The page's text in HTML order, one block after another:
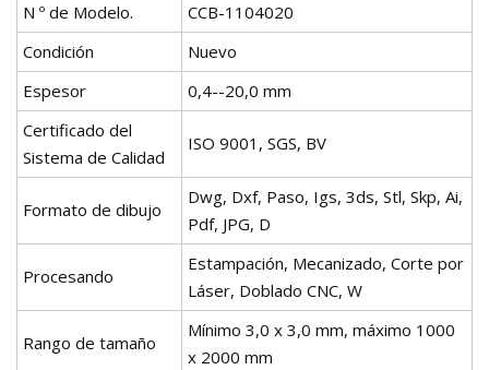
N º de Modelo.
CCB-1104020
Condición
Nuevo
Espesor
0,4--20,0 mm
Certificado del
Sistema de Calidad
ISO 9001, SGS, BV
Formato de dibujo
Dwg, Dxf, Paso, Igs, 3ds, Stl, Skp, Ai,
Pdf, JPG, D
Procesando
Estampación, Mecanizado, Corte por
Láser, Doblado CNC, W
Rango de tamaño
Mínimo 3,0 x 3,0 mm, máximo 1000
x 2000 mm